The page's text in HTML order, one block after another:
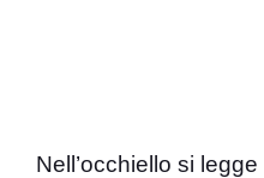
Nell’occhiello si